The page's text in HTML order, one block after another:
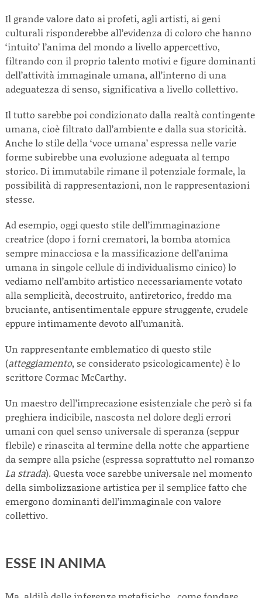
Il grande valore dato ai profeti, agli artisti, ai geni
culturali risponderebbe all’evidenza di coloro che hanno
‘intuito’ l’anima del mondo a livello appercettivo,
filtrando con il proprio talento motivi e figure dominanti
dell’attività immaginale umana, all’interno di una
adeguatezza di senso, significativa a livello collettivo.
Il tutto sarebbe poi condizionato dalla realtà contingente
umana, cioè filtrato dall’ambiente e dalla sua storicità.
Anche lo stile della ‘voce umana’ espressa nelle varie
forme subirebbe una evoluzione adeguata al tempo
storico. Di immutabile rimane il potenziale formale, la
possibilità di rappresentazioni, non le rappresentazioni
stesse.
Ad esempio, oggi questo stile dell’immaginazione
creatrice (dopo i forni crematori, la bomba atomica
sempre minacciosa e la massificazione dell’anima
umana in singole cellule di individualismo cinico) lo
vediamo nell’ambito artistico necessariamente votato
alla semplicità, decostruito, antiretorico, freddo ma
bruciante, antisentimentale eppure struggente, crudele
eppure intimamente devoto all’umanità.
Un rappresentante emblematico di questo stile
(atteggiamento, se considerato psicologicamente) è lo
scrittore Cormac McCarthy.
Un maestro dell’imprecazione esistenziale che però si fa
preghiera indicibile, nascosta nel dolore degli errori
umani con quel senso universale di speranza (seppur
flebile) e rinascita al termine della notte che appartiene
da sempre alla psiche (espressa soprattutto nel romanzo
La strada). Questa voce sarebbe universale nel momento
della simbolizzazione artistica per il semplice fatto che
emergono dominanti dell’immaginale con valore
collettivo.
ESSE IN ANIMA